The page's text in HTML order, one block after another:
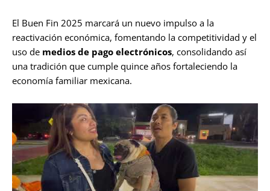
El Buen Fin 2025 marcará un nuevo impulso a la
reactivación económica, fomentando la competitividad y el
uso de medios de pago electrónicos, consolidando así
una tradición que cumple quince años fortaleciendo la
economía familiar mexicana.